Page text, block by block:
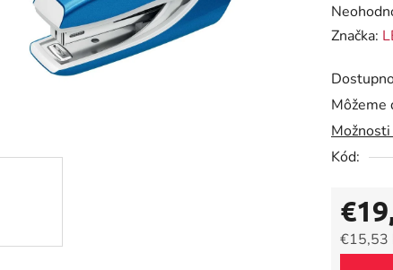
je
0,0
z
5
Značka:
Môžeme
Kód:
€15,53